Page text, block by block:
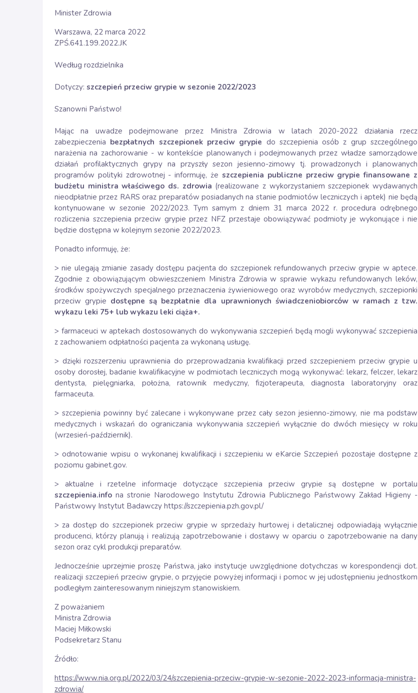
Minister Zdrowia
Warszawa, 22 marca 2022
ZPŚ.641.199.2022.JK
Według rozdzielnika
Dotyczy: szczepień przeciw grypie w sezonie 2022/2023
Szanowni Państwo!
Mając na uwadze podejmowane przez Ministra Zdrowia w latach 2020-2022 działania rzecz
zabezpieczenia bezpłatnych szczepionek przeciw grypie do szczepienia osób z grup szczególnego
narażenia na zachorowanie - w kontekście planowanych i podejmowanych przez władze samorządowe
działań profilaktycznych grypy na przyszły sezon jesienno-zimowy tj. prowadzonych i planowanych
programów polityki zdrowotnej - informuję, że szczepienia publiczne przeciw grypie finansowane z
budżetu ministra właściwego ds. zdrowia (realizowane z wykorzystaniem szczepionek wydawanych
nieodpłatnie przez RARS oraz preparatów posiadanych na stanie podmiotów leczniczych i aptek) nie będą
kontynuowane w sezonie 2022/2023. Tym samym z dniem 31 marca 2022 r. procedura odrębnego
rozliczenia szczepienia przeciw grypie przez NFZ przestaje obowiązywać podmioty je wykonujące i nie
będzie dostępna w kolejnym sezonie 2022/2023.
Ponadto informuję, że:
> nie ulegają zmianie zasady dostępu pacjenta do szczepionek refundowanych przeciw grypie w aptece.
Zgodnie z obowiązującym obwieszczeniem Ministra Zdrowia w sprawie wykazu refundowanych leków,
środków spożywczych specjalnego przeznaczenia żywieniowego oraz wyrobów medycznych, szczepionki
przeciw grypie dostępne są bezpłatnie dla uprawnionych świadczeniobiorców w ramach z tzw.
wykazu leki 75+ lub wykazu leki ciąża+.
> farmaceuci w aptekach dostosowanych do wykonywania szczepień będą mogli wykonywać szczepienia
z zachowaniem odpłatności pacjenta za wykonaną usługę.
> dzięki rozszerzeniu uprawnienia do przeprowadzania kwalifikacji przed szczepieniem przeciw grypie u
osoby dorosłej, badanie kwalifikacyjne w podmiotach leczniczych mogą wykonywać: lekarz, felczer, lekarz
dentysta, pielęgniarka, położna, ratownik medyczny, fizjoterapeuta, diagnosta laboratoryjny oraz
farmaceuta.
> szczepienia powinny być zalecane i wykonywane przez cały sezon jesienno-zimowy, nie ma podstaw
medycznych i wskazań do ograniczania wykonywania szczepień wyłącznie do dwóch miesięcy w roku
(wrzesień-październik).
> odnotowanie wpisu o wykonanej kwalifikacji i szczepieniu w eKarcie Szczepień pozostaje dostępne z
poziomu gabinet.gov.
> aktualne i rzetelne informacje dotyczące szczepienia przeciw grypie są dostępne w portalu
szczepienia.info na stronie Narodowego Instytutu Zdrowia Publicznego Państwowy Zakład Higieny -
Państwowy Instytut Badawczy https://szczepienia.pzh.gov.pl/
> za dostęp do szczepionek przeciw grypie w sprzedaży hurtowej i detalicznej odpowiadają wyłącznie
producenci, którzy planują i realizują zapotrzebowanie i dostawy w oparciu o zapotrzebowanie na dany
sezon oraz cykl produkcji preparatów.
Jednocześnie uprzejmie proszę Państwa, jako instytucje uwzględnione dotychczas w korespondencji dot.
realizacji szczepień przeciw grypie, o przyjęcie powyżej informacji i pomoc w jej udostępnieniu jednostkom
podległym zainteresowanym niniejszym stanowiskiem.
Z poważaniem
Ministra Zdrowia
Maciej Miłkowski
Podsekretarz Stanu
Źródło:
https://www.nia.org.pl/2022/03/24/szczepienia-przeciw-grypie-w-sezonie-2022-2023-informacja-ministra-
zdrowia/